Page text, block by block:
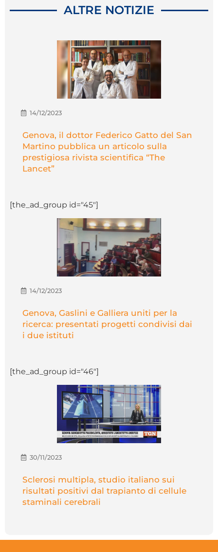
ALTRE NOTIZIE
14/12/2023
Genova, il dottor Federico Gatto del San
Martino pubblica un articolo sulla
prestigiosa rivista scientifica “The
Lancet”
[the_ad_group id="45"]
14/12/2023
Genova, Gaslini e Galliera uniti per la
ricerca: presentati progetti condivisi dai
i due istituti
[the_ad_group id="46"]
30/11/2023
Sclerosi multipla, studio italiano sui
risultati positivi dal trapianto di cellule
staminali cerebrali